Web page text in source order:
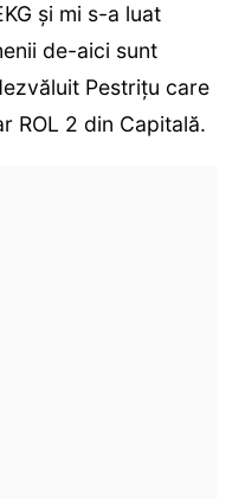
și mi s-a luat
de-aici sunt
Pestrițu care
ROL 2 din Capitală.